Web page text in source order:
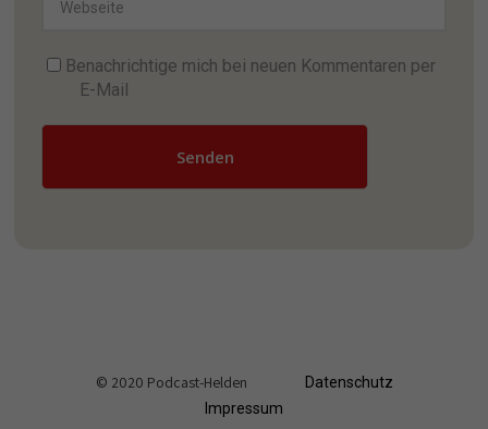
Benachrichtige mich bei neuen Kommentaren per
E-Mail
Senden
© 2020 Podcast-Helden
Datenschutz
Impressum